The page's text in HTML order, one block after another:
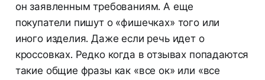
он заявленным требованиям. А еще
покупатели пишут о «фишечках» того или
иного изделия. Даже если речь идет о
кроссовках. Редко когда в отзывах попадаются
такие общие фразы как «все ок» или «все